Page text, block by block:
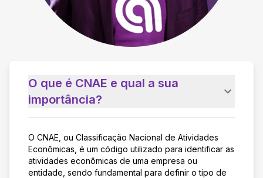
O que é CNAE e qual a sua
importância?
O CNAE, ou Classificação Nacional de Atividades
Econômicas, é um código utilizado para identificar as
atividades econômicas de uma empresa ou
entidade, sendo fundamental para definir o tipo de